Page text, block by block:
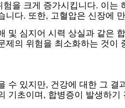
을 크게 증가시킵니다. 이
다. 또한, 고혈압은 신장에
및 심지어 시력 상실과 같은
제의 위험을 최소화하는 것이
수 있지만, 건강에 대한 그
기초이며, 합병증이 발생하